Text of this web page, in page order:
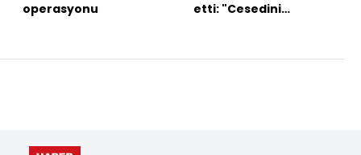
operasyonu
etti: "Cesedini